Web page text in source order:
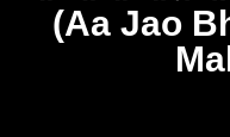
(Aa Jao